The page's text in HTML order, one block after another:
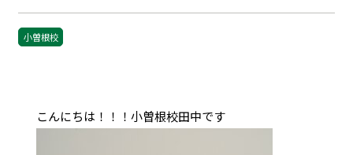
小曽根校
こんにちは！！！小曽根校田中です